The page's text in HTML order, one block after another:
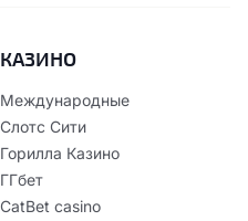
КАЗИНО
Международные
Слотс Сити
Горилла Казино
ГГбет
CatBet casino